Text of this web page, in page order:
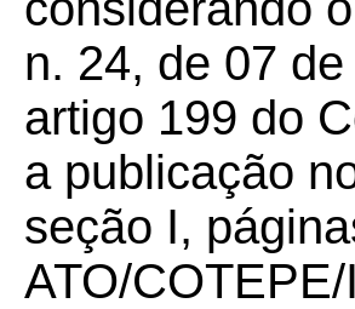
n. 24, de 07
artigo 199 do
a publicação
seção I,
ATO/